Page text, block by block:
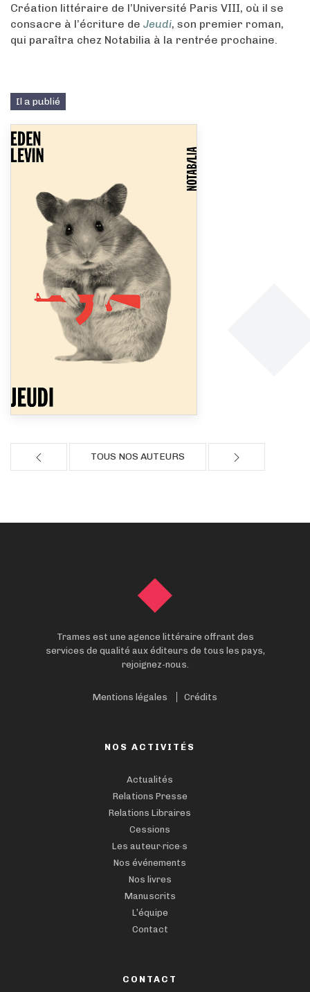
Création littéraire de l’Université Paris VIII, où il se
consacre à l’écriture de Jeudi, son premier roman,
qui paraîtra chez Notabilia à la rentrée prochaine.
Il a publié
TOUS NOS AUTEURS
Trames est une agence littéraire offrant des
services de qualité aux éditeurs de tous les pays,
rejoignez-nous.
Mentions légales Crédits
NOS ACTIVITÉS
Actualités
Relations Presse
Relations Libraires
Cessions
Les auteur·rice·s
Nos événements
Nos livres
Manuscrits
L’équipe
Contact
CONTACT